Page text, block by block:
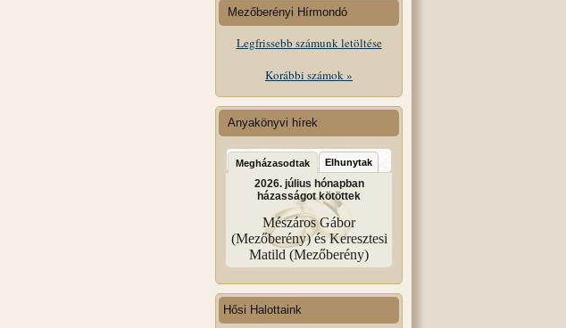
Mezőberényi Hírmondó
Legfrissebb számunk letöltése
Korábbi számok »
Anyakönyvi hírek
Megházasodtak Elhunytak
2026. július hónapban
házasságot kötöttek
Mészáros Gábor
(Mezőberény) és Keresztesi
Matild (Mezőberény)
Hősi Halottaink